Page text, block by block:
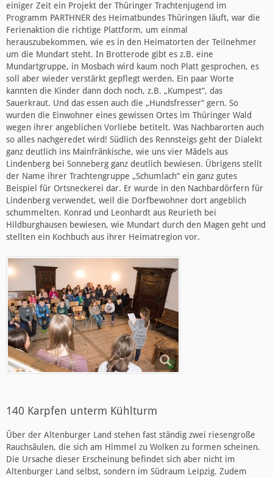
einiger Zeit ein Projekt der Thüringer Trachtenjugend im
Programm PARTHNER des Heimatbundes Thüringen läuft, war die
Ferienaktion die richtige Plattform, um einmal
herauszubekommen, wie es in den Heimatorten der Teilnehmer
um die Mundart steht. In Brotterode gibt es z.B. eine
Mundartgruppe, in Mosbach wird kaum noch Platt gesprochen, es
soll aber wieder verstärkt gepflegt werden. Ein paar Worte
kannten die Kinder dann doch noch, z.B. „Kumpest“, das
Sauerkraut. Und das essen auch die „Hundsfresser“ gern. So
wurden die Einwohner eines gewissen Ortes im Thüringer Wald
wegen ihrer angeblichen Vorliebe betitelt. Was Nachbarorten auch
so alles nachgeredet wird! Südlich des Rennsteigs geht der Dialekt
ganz deutlich ins Mainfränkische, wie uns vier Mädels aus
Lindenberg bei Sonneberg ganz deutlich bewiesen. Übrigens stellt
der Name ihrer Trachtengruppe „Schumlach“ ein ganz gutes
Beispiel für Ortsneckerei dar. Er wurde in den Nachbardörfern für
Lindenberg verwendet, weil die Dorfbewohner dort angeblich
schummelten. Konrad und Leonhardt aus Reurieth bei
Hildburghausen bewiesen, wie Mundart durch den Magen geht und
stellten ein Kochbuch aus ihrer Heimatregion vor.
140 Karpfen unterm Kühlturm
Über der Altenburger Land stehen fast ständig zwei riesengroße
Rauchsäulen, die sich am Himmel zu Wolken zu formen scheinen.
Die Ursache dieser Erscheinung befindet sich aber nicht im
Altenburger Land selbst, sondern im Südraum Leipzig. Zudem